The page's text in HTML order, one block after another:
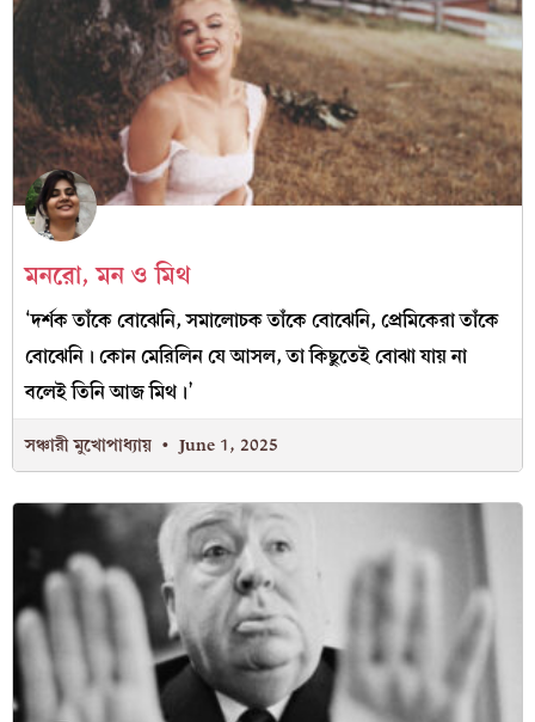
মনরো, মন ও মিথ
‘দর্শক তাঁকে বোঝেনি, সমালোচক তাঁকে বোঝেনি, প্রেমিকেরা তাঁকে
বোঝেনি। কোন মেরিলিন যে আসল, তা কিছুতেই বোঝা যায় না
বলেই তিনি আজ মিথ।’
সঞ্চারী মুখোপাধ্যায় June 1, 2025